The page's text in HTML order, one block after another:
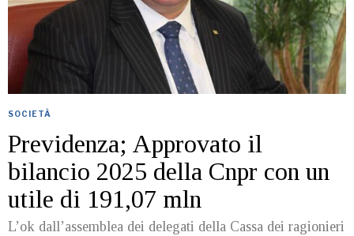
SOCIETÀ
Previdenza; Approvato il
bilancio 2025 della Cnpr con un
utile di 191,07 mln
L’ok dall’assemblea dei delegati della Cassa dei ragionieri